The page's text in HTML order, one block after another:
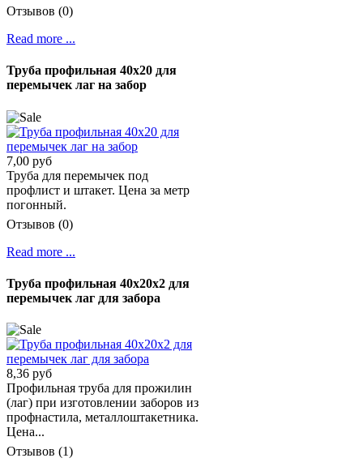
Отзывов (0)
Read more ...
Труба профильная 40х20 для
перемычек лаг на забор
7,00 руб
Труба для перемычек под
профлист и штакет. Цена за метр
погонный.
Отзывов (0)
Read more ...
Труба профильная 40х20х2 для
перемычек лаг для забора
8,36 руб
Профильная труба для прожилин
(лаг) при изготовлении заборов из
профнастила, металлоштакетника.
Цена...
Отзывов (1)